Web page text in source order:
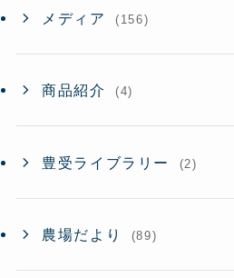
メディア (156)
商品紹介 (4)
豊受ライブラリー (2)
農場だより (89)